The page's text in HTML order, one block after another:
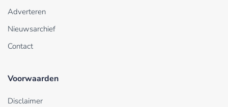
Adverteren
Nieuwsarchief
Contact
Voorwaarden
Disclaimer